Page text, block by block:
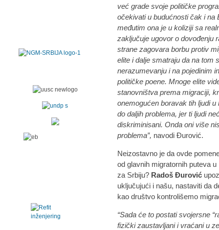
već grade svoje političke
očekivati u budućnosti čak i na
međutim ona je u koliziji sa
zaključuje ugovor o dovođenju
strane zagovara borbu protiv
elite i dalje smatraju da na tom
nerazumevanju i na pojedinim
političke poene. Mnoge elite
stanovništva prema migraciji,
onemogućen boravak tih ljudi
do daljih problema, jer ti ljudi
diskriminisani. Onda oni više
problema”, navodi Đurović.
Neizostavno je da ovde
od glavnih migratornih puteva
za Srbiju? Radoš Đurović
uključujući i našu, nastaviti da
kao društvo kontrolišemo
“Sada će to postati svojersne
fizički zaustavljani i vraćani u